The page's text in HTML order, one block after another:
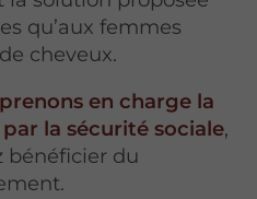
qu’aux femmes
cheveux.
en charge la
la sécurité sociale,
bénéficier du